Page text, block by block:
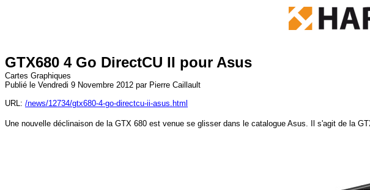
GTX680 4 Go DirectCU II pour Asus
Cartes Graphiques
Publié le Vendredi 9 Novembre 2012 par Pierre Caillault
URL: /news/12734/gtx680-4-go-directcu-ii-asus.html
Une nouvelle déclinaison de la GTX 680 est venue se glisser dans le catalogue Asus. Il s'agit de la